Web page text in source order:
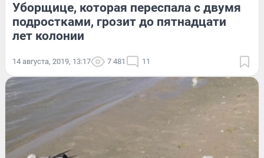
Уборщице, которая переспала с двумя
подростками, грозит до пятнадцати
лет колонии
14 августа, 2019, 13:17 7 481 11